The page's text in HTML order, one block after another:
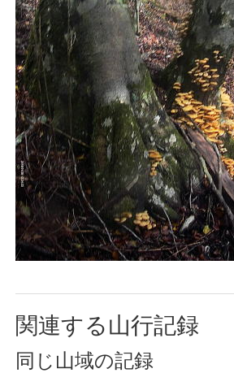
関連する山行記録
同じ山域の記録